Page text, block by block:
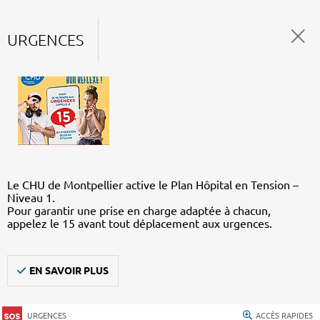
URGENCES
Le CHU de Montpellier active le Plan Hôpital en Tension –
Niveau 1.
Pour garantir une prise en charge adaptée à chacun,
appelez le 15 avant tout déplacement aux urgences.
EN SAVOIR PLUS
URGENCES ACCÈS RAPIDES